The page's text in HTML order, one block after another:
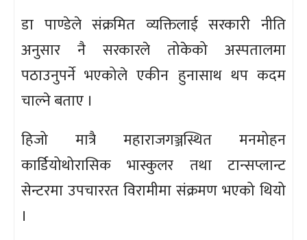
डा पाण्डेले संक्रमित व्यक्तिलाई सरकारी नीति
अनुसार नै सरकारले तोकेको अस्पतालमा
पठाउनुपर्ने भएकोले एकीन हुनासाथ थप कदम
चाल्ने बताए ।
हिजो मात्रै महाराजगञ्जस्थित मनमोहन
कार्डियोथोरासिक भास्कुलर तथा टान्सप्लान्ट
सेन्टरमा उपचाररत विरामीमा संक्रमण भएको थियो
।